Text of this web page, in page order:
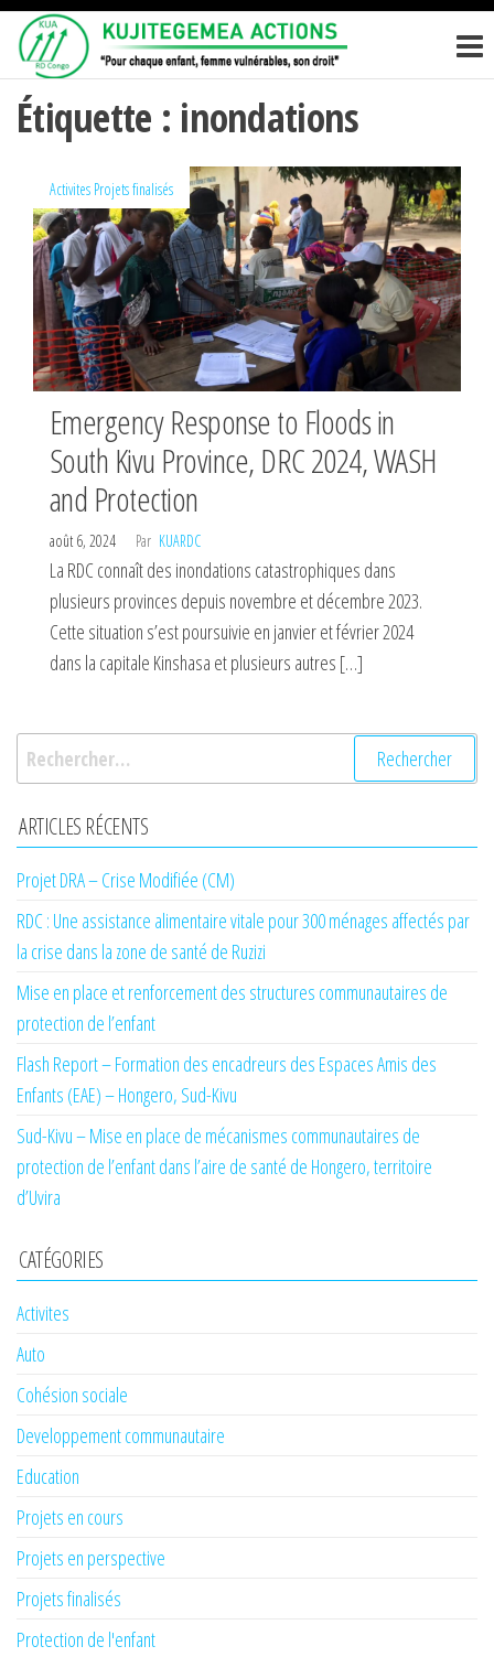
Passer
contenu
ACTIONS
enfant,
Étiquette : inondations
Activites Projets finalisés
Emergency Response to Floods in
South Kivu Province, DRC 2024, WASH
and Protection
août 6, 2024 Par KUARDC
La RDC connaît des inondations catastrophiques dans
plusieurs provinces depuis novembre et décembre 2023.
Cette situation s’est poursuivie en janvier et février 2024
dans la capitale Kinshasa et plusieurs autres […]
Rechercher :
ARTICLES RÉCENTS
Projet DRA – Crise Modifiée (CM)
RDC : Une assistance alimentaire vitale pour 300 ménages affectés par
la crise dans la zone de santé de Ruzizi
Mise en place et renforcement des structures communautaires de
protection de l’enfant
Flash Report – Formation des encadreurs des Espaces Amis des
Enfants (EAE) – Hongero, Sud-Kivu
Sud-Kivu – Mise en place de mécanismes communautaires de
protection de l’enfant dans l’aire de santé de Hongero, territoire
d’Uvira
CATÉGORIES
Activites
Auto
Cohésion sociale
Developpement communautaire
Education
Projets en cours
Projets en perspective
Projets finalisés
Protection de l'enfant